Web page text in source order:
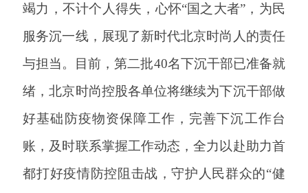
竭力，不计个人得失，心怀“国之大者”，为民
服务沉一线，展现了新时代北京时尚人的责任
与担当。目前，第二批40名下沉干部已准备就
绪，北京时尚控股各单位将继续为下沉干部做
好基础防疫物资保障工作，完善下沉工作台
账，及时联系掌握工作动态，全力以赴助力首
都打好疫情防控阻击战，守护人民群众的“健